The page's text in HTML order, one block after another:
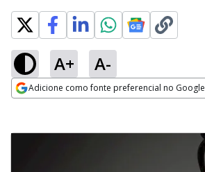
A+ A-
Adicione como fonte preferencial no Google